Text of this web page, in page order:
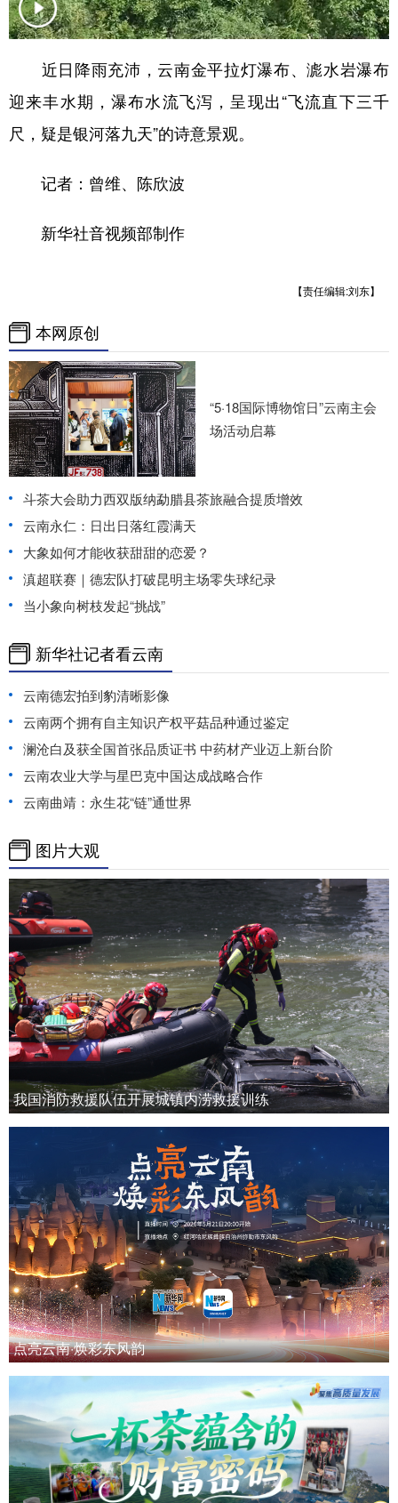
近日降雨充沛，云南金平拉灯瀑布、滮水岩瀑布
迎来丰水期，瀑布水流飞泻，呈现出“飞流直下三千
尺，疑是银河落九天”的诗意景观。
记者：曾维、陈欣波
新华社音视频部制作
【责任编辑:刘东】
本网原创
“5·18国际博物馆日”云南主会
场活动启幕
斗茶大会助力西双版纳勐腊县茶旅融合提质增效
云南永仁：日出日落红霞满天
大象如何才能收获甜甜的恋爱？
滇超联赛｜德宏队打破昆明主场零失球纪录
当小象向树枝发起“挑战”
新华社记者看云南
云南德宏拍到豹清晰影像
云南两个拥有自主知识产权平菇品种通过鉴定
澜沧白及获全国首张品质证书 中药材产业迈上新台阶
云南农业大学与星巴克中国达成战略合作
云南曲靖：永生花“链”通世界
图片大观
我国消防救援队伍开展城镇内涝救援训练
点亮云南·焕彩东风韵